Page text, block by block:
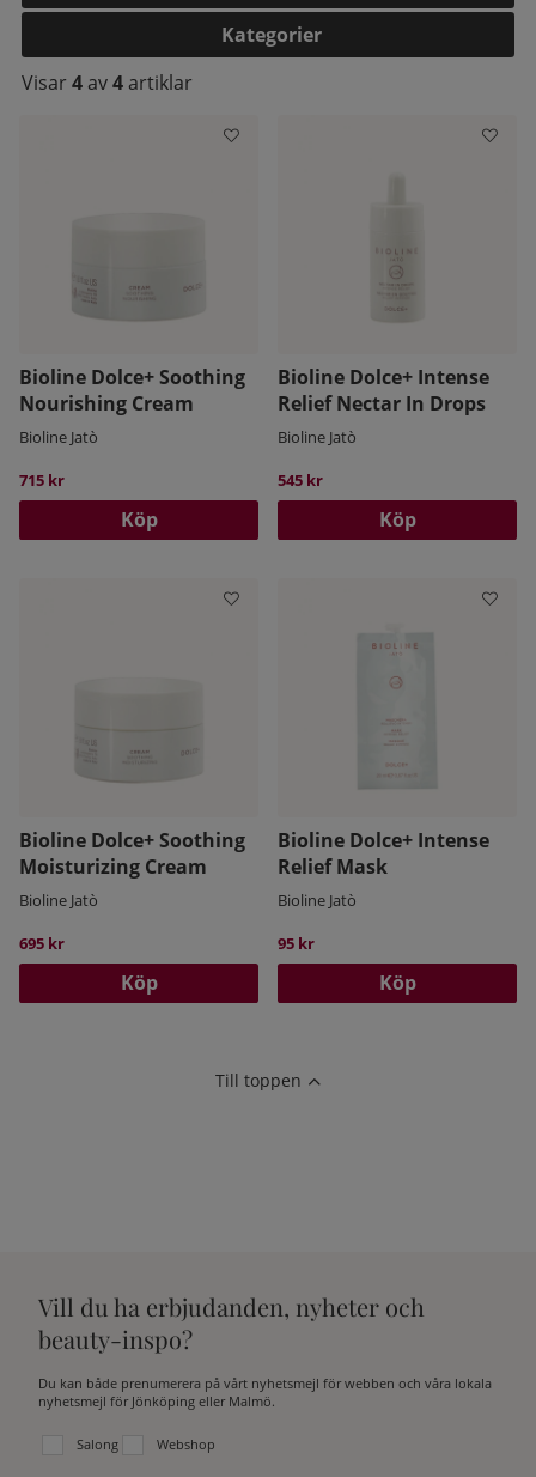
Kategorier
Visar 4av4artiklar
Bioline Dolce+ Soothing
Nourishing Cream
Bioline Jatò
715 kr
Köp
Bioline Dolce+ Intense
Relief Nectar In Drops
Bioline Jatò
545 kr
Köp
Bioline Dolce+ Soothing
Moisturizing Cream
Bioline Jatò
695 kr
Köp
Bioline Dolce+ Intense
Relief Mask
Bioline Jatò
95 kr
Köp
Till toppen
Vill du ha erbjudanden, nyheter och
beauty-inspo?
Du kan både prenumerera på vårt nyhetsmejl för webben och våra lokala
nyhetsmejl för Jönköping eller Malmö.
Välj vilken lista du vill prenumerera på:
Salong Webshop